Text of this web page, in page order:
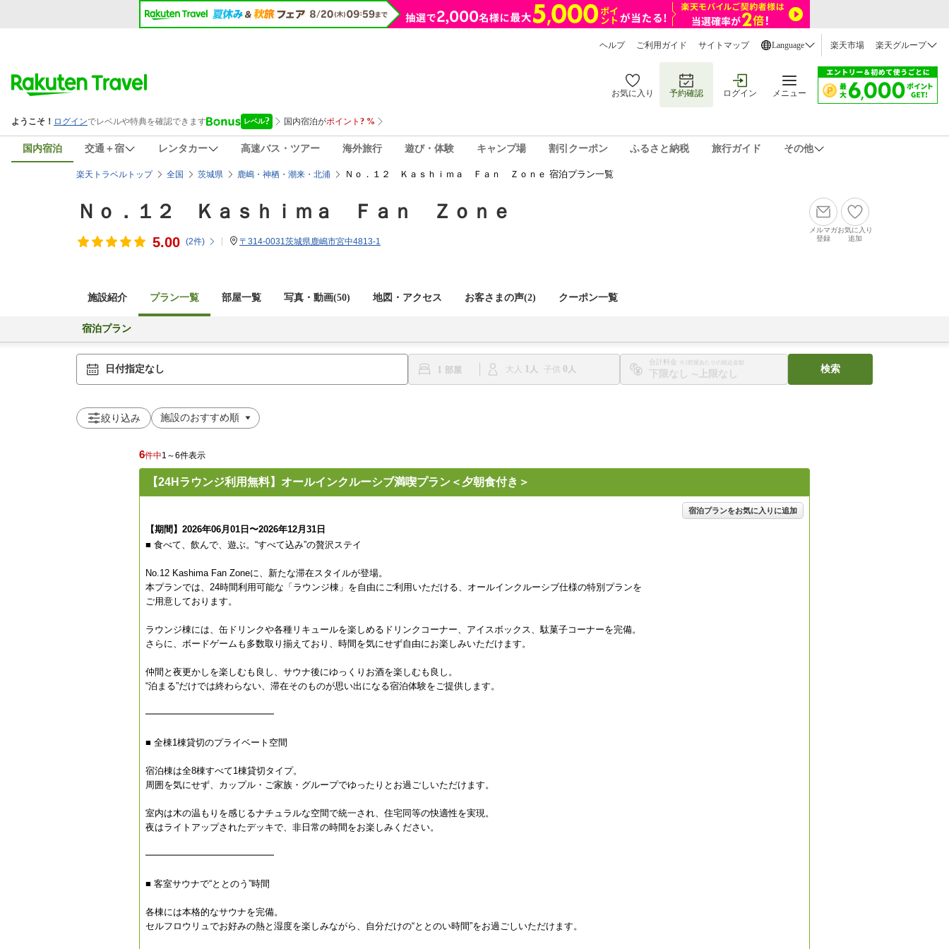
ヘルプ ご利用ガイド サイトマップ Language 楽天市場 楽天グループ
お気に入り 予約確認 ログイン メニュー
国内宿泊 交通＋宿 レンタカー 高速バス・ツアー 海外旅行 遊び・体験 キャンプ場 割引クーポン ふるさと納税 旅行ガイド その他
楽天トラベルトップ 全国 茨城県 鹿嶋・神栖・潮来・北浦 Ｎｏ．１２ Ｋａｓｈｉｍａ Ｆａｎ Ｚｏｎｅ 宿泊プラン一覧
Ｎｏ．１２ Ｋａｓｈｉｍａ Ｆａｎ Ｚｏｎｅ
5.00 (2件) 〒314-0031茨城県鹿嶋市宮中4813-1
メルマガ
登録
お気に入り
追加
施設紹介 プラン一覧 部屋一覧 写真・動画(50) 地図・アクセス お客さまの声(2) クーポン一覧
宿泊プラン
日付指定なし 1 大人 1 子供 0
合計料金 ※1部屋あたりの税込金額
〜
検索
絞り込み
6件中1～6件表示
【24Hラウンジ利用無料】オールインクルーシブ満喫プラン＜夕朝食付き＞
宿泊プランをお気に入りに追加
【期間】2026年06月01日〜2026年12月31日
■ 食べて、飲んで、遊ぶ。“すべて込み”の贅沢ステイ
No.12 Kashima Fan Zoneに、新たな滞在スタイルが登場。
本プランでは、24時間利用可能な「ラウンジ棟」を自由にご利用いただける、オールインクルーシブ仕様の特別プランを
ご用意しております。
ラウンジ棟には、缶ドリンクや各種リキュールを楽しめるドリンクコーナー、アイスボックス、駄菓子コーナーを完備。
さらに、ボードゲームも多数取り揃えており、時間を気にせず自由にお楽しみいただけます。
仲間と夜更かしを楽しむも良し、サウナ後にゆっくりお酒を楽しむも良し。
“泊まる”だけでは終わらない、滞在そのものが思い出になる宿泊体験をご提供します。
━━━━━━━━━━━━━━
■ 全棟1棟貸切のプライベート空間
宿泊棟は全8棟すべて1棟貸切タイプ。
周囲を気にせず、カップル・ご家族・グループでゆったりとお過ごしいただけます。
室内は木の温もりを感じるナチュラルな空間で統一され、住宅同等の快適性を実現。
夜はライトアップされたデッキで、非日常の時間をお楽しみください。
━━━━━━━━━━━━━━
■ 客室サウナで“ととのう”時間
各棟には本格的なサウナを完備。
セルフロウリュでお好みの熱と湿度を楽しみながら、自分だけの“ととのい時間”をお過ごしいただけます。